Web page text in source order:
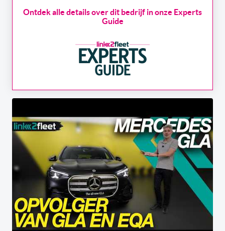
Ontdek alle details over dit bedrijf in onze Experts
Guide